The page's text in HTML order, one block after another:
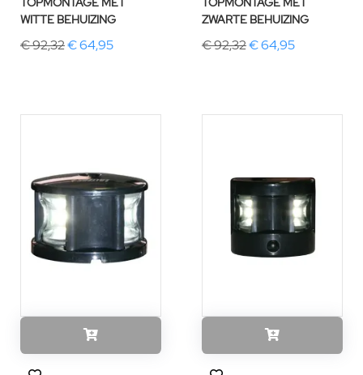
WITTE BEHUIZING
€ 92,32€ 64,95
ZWARTE BEHUIZING
€ 92,32€ 64,95